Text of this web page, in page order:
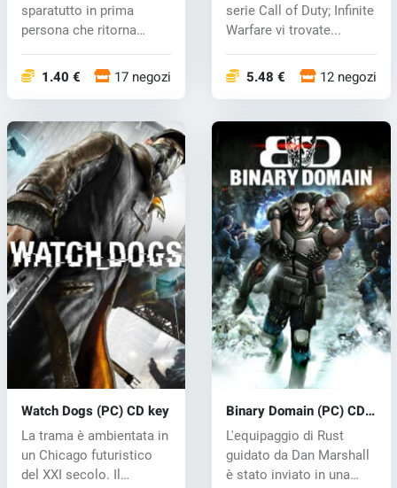
sparatutto in prima
persona che ritorna
1.40 € 17 negozi
serie Call of Duty; Infinite
Warfare vi trovate...
5.48 € 12 negozi
Watch Dogs (PC) CD key
La trama è ambientata in
un Chicago futuristico
del XXI secolo. Il
Binary Domain (PC) CD
key
L'equipaggio di Rust
guidato da Dan Marshall
è stato inviato in una